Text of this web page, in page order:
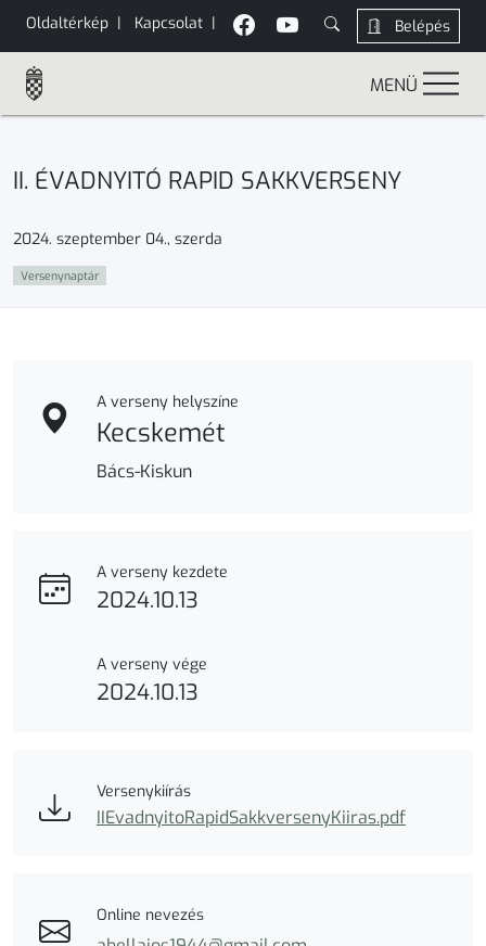
Oldaltérkép | Kapcsolat | Belépés
MENÜ
II. ÉVADNYITÓ RAPID SAKKVERSENY
2024. szeptember 04., szerda
Versenynaptár
A verseny helyszíne
Kecskemét
Bács-Kiskun
A verseny kezdete
2024.10.13
A verseny vége
2024.10.13
Versenykiírás
IIEvadnyitoRapidSakkversenyKiiras.pdf
Online nevezés